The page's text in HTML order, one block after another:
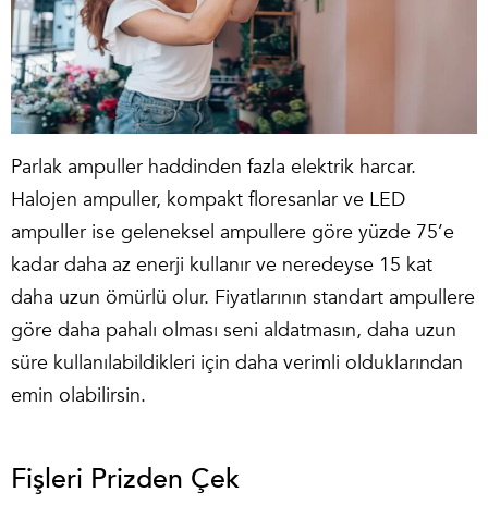
Parlak ampuller haddinden fazla elektrik harcar.
Halojen ampuller, kompakt floresanlar ve LED
ampuller ise geleneksel ampullere göre yüzde 75’e
kadar daha az enerji kullanır ve neredeyse 15 kat
daha uzun ömürlü olur. Fiyatlarının standart ampullere
göre daha pahalı olması seni aldatmasın, daha uzun
süre kullanılabildikleri için daha verimli olduklarından
emin olabilirsin.
Fişleri Prizden Çek